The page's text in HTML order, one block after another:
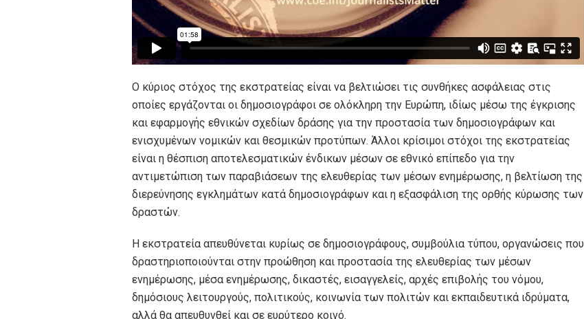
Ο κύριος στόχος της εκστρατείας είναι να βελτιώσει τις συνθήκες ασφάλειας στις
οποίες εργάζονται οι δημοσιογράφοι σε ολόκληρη την Ευρώπη, ιδίως μέσω της έγκρισης
και εφαρμογής εθνικών σχεδίων δράσης για την προστασία των δημοσιογράφων και
ενισχυμένων νομικών και θεσμικών προτύπων. Άλλοι κρίσιμοι στόχοι της εκστρατείας
είναι η θέσπιση αποτελεσματικών ένδικων μέσων σε εθνικό επίπεδο για την
αντιμετώπιση των παραβιάσεων της ελευθερίας των μέσων ενημέρωσης, η βελτίωση της
διερεύνησης εγκλημάτων κατά δημοσιογράφων και η εξασφάλιση της ορθής κύρωσης των
δραστών.
Η εκστρατεία απευθύνεται κυρίως σε δημοσιογράφους, συμβούλια τύπου, οργανώσεις που
δραστηριοποιούνται στην προώθηση και προστασία της ελευθερίας των μέσων
ενημέρωσης, μέσα ενημέρωσης, δικαστές, εισαγγελείς, αρχές επιβολής του νόμου,
δημόσιους λειτουργούς, πολιτικούς, κοινωνία των πολιτών και εκπαιδευτικά ιδρύματα,
αλλά θα απευθυνθεί και σε ευρύτερο κοινό.